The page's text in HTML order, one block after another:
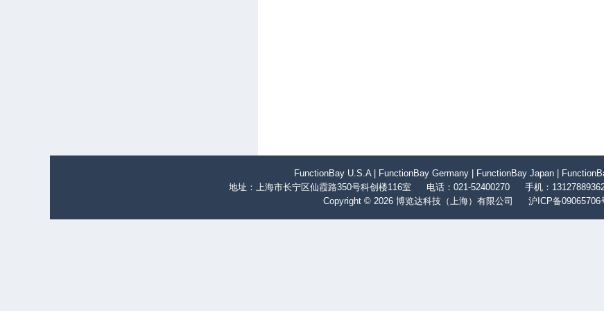
FunctionBay U.S.A FunctionBay Germany FunctionBay Japan
地址：上海市长宁区仙霞路350号科创楼116室
电话：021-52400270 手机：
Copyright © 2026 博览达科技（上海）有限公司
沪ICP备09065706